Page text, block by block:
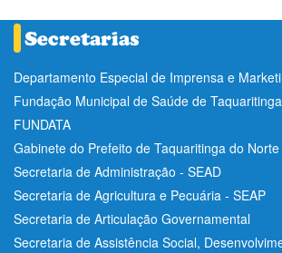
Departamento Especial de Imprensa e
Fundação Municipal de Saúde de
FUNDATA
Gabinete do Prefeito de Taquaritinga do Norte
Secretaria de Administração - SEAD
Secretaria de Agricultura e Pecuária - SEAP
Secretaria de Articulação Governamental
Secretaria de Assistência Social,